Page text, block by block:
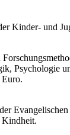
Kinder- und
Psychologie
Kindheit.